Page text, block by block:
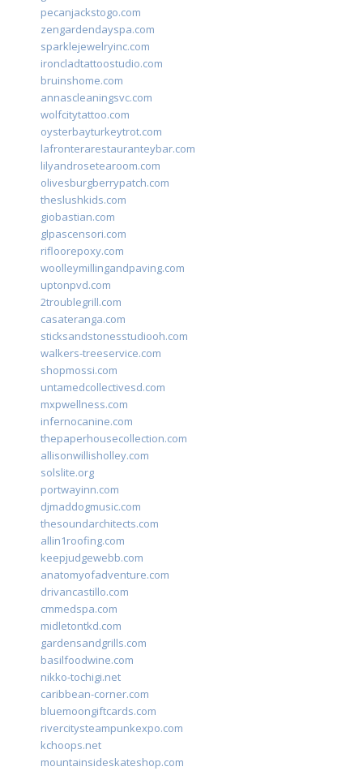
pecanjackstogo.com
zengardendayspa.com
sparklejewelryinc.com
ironcladtattoostudio.com
bruinshome.com
annascleaningsvc.com
wolfcitytattoo.com
oysterbayturkeytrot.com
lafronterarestauranteybar.com
lilyandrosetearoom.com
olivesburgberrypatch.com
theslushkids.com
giobastian.com
glpascensori.com
rifloorepoxy.com
woolleymillingandpaving.com
uptonpvd.com
2troublegrill.com
casateranga.com
sticksandstonesstudiooh.com
walkers-treeservice.com
shopmossi.com
untamedcollectivesd.com
mxpwellness.com
infernocanine.com
thepaperhousecollection.com
allisonwillisholley.com
solslite.org
portwayinn.com
djmaddogmusic.com
thesoundarchitects.com
allin1roofing.com
keepjudgewebb.com
anatomyofadventure.com
drivancastillo.com
cmmedspa.com
midletontkd.com
gardensandgrills.com
basilfoodwine.com
nikko-tochigi.net
caribbean-corner.com
bluemoongiftcards.com
rivercitysteampunkexpo.com
kchoops.net
mountainsideskateshop.com